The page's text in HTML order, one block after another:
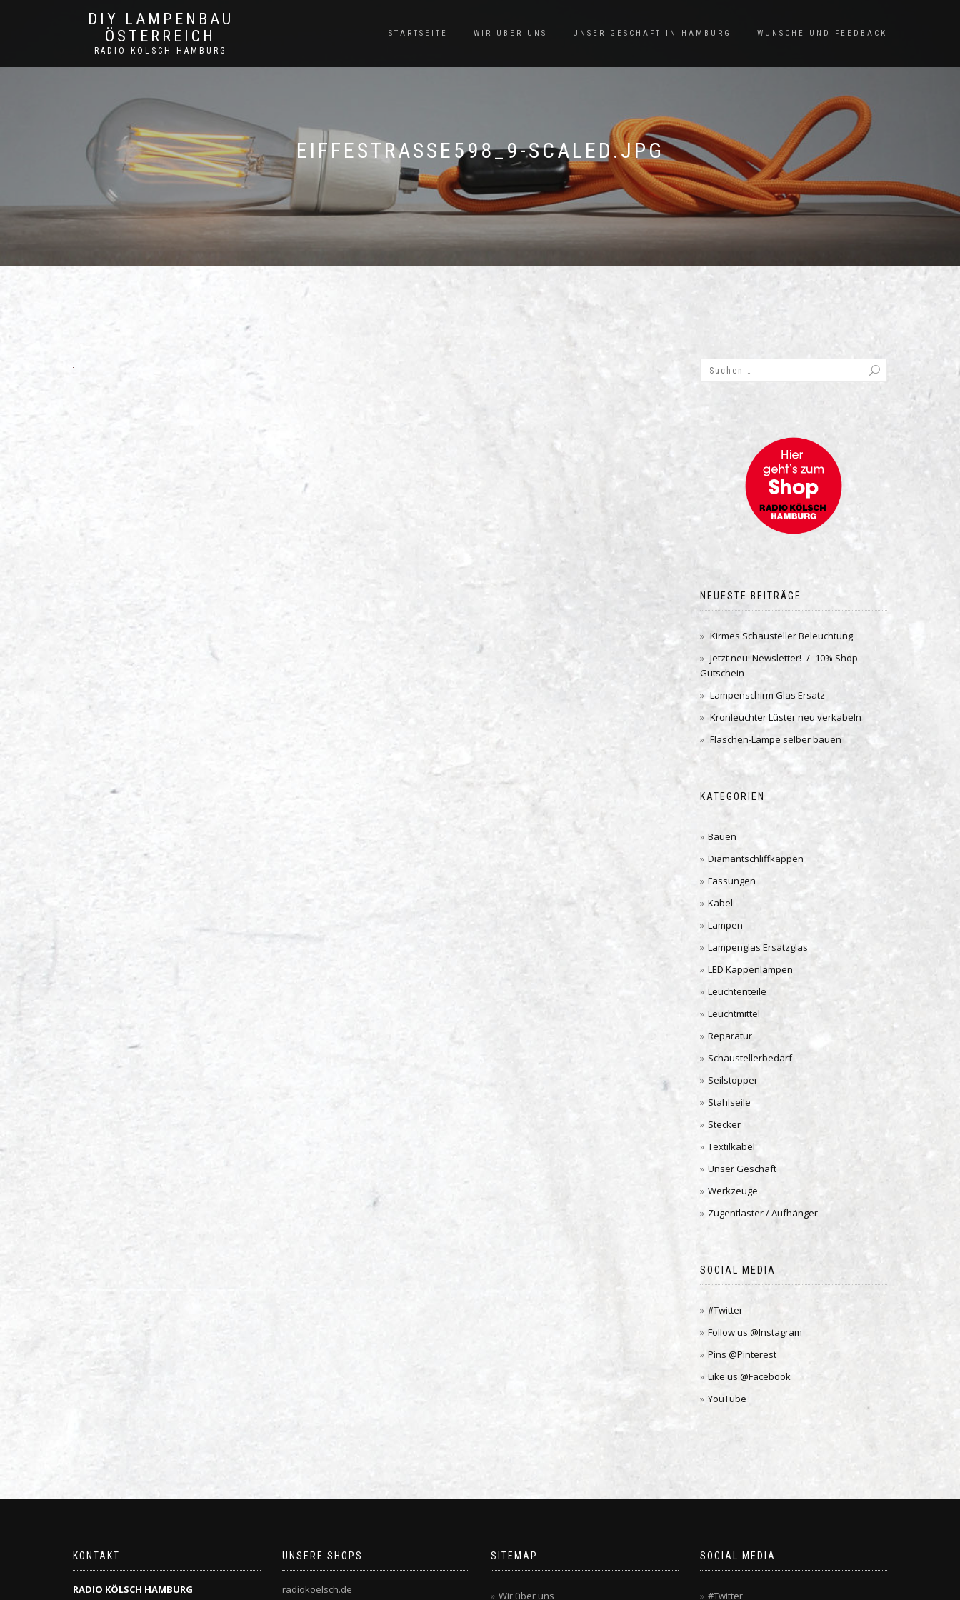
DIY LAMPENBAU
ÖSTERREICH
RADIO KÖLSCH HAMBURG
STARTSEITE WIR ÜBER UNS UNSER GESCHÄFT IN HAMBURG WÜNSCHE UND FEEDBACK
EIFFESTRASSE598_9-SCALED.JPG
NEUESTE BEITRÄGE
Kirmes Schausteller Beleuchtung
Jetzt neu: Newsletter! -/- 10% Shop-
Gutschein
Lampenschirm Glas Ersatz
Kronleuchter Lüster neu verkabeln
Flaschen-Lampe selber bauen
KATEGORIEN
Bauen
Diamantschliffkappen
Fassungen
Kabel
Lampen
Lampenglas Ersatzglas
LED Kappenlampen
Leuchtenteile
Leuchtmittel
Reparatur
Schaustellerbedarf
Seilstopper
Stahlseile
Stecker
Textilkabel
Unser Geschäft
Werkzeuge
Zugentlaster / Aufhänger
SOCIAL MEDIA
#Twitter
Follow us @Instagram
Pins @Pinterest
Like us @Facebook
YouTube
KONTAKT
RADIO KÖLSCH HAMBURG
UNSERE SHOPS
radiokoelsch.de
SITEMAP
Wir über uns
SOCIAL MEDIA
#Twitter